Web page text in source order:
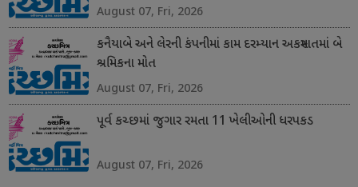
August 07, Fri, 2026
કનૈયાબે અને લેરની કંપનીમાં કામ દરમ્યાન અકસ્માતમાં બે
શ્રમિકના મોત
August 07, Fri, 2026
પૂર્વ કચ્છમાં જુગાર રમતા 11 ખેલીઓની ધરપકડ
August 07, Fri, 2026